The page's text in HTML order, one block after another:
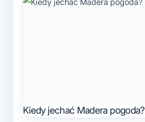
Kiedy jechać Madera pogoda?